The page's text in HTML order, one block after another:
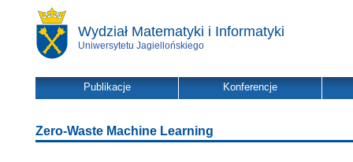
Wydział Matematyki i Informatyki
Uniwersytetu Jagiellońskiego
Publikacje Konferencje
Zero-Waste Machine Learning